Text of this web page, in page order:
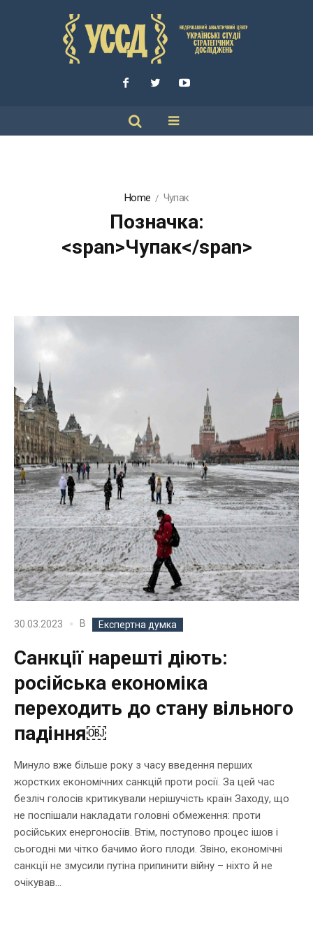
Home Чупак
Позначка:
<span>Чупак</span>
30.03.2023 В Експертна думка
Санкції нарешті діють:
російська економіка
переходить до стану вільного
падіння￼
Минуло вже більше року з часу введення перших
жорстких економічних санкцій проти росії. За цей час
безліч голосів критикували нерішучість країн Заходу, що
не поспішали накладати головні обмеження: проти
російських енергоносіїв. Втім, поступово процес ішов і
сьогодні ми чітко бачимо його плоди. Звіно, економічні
санкції не змусили путіна припинити війну – ніхто й не
очікував...